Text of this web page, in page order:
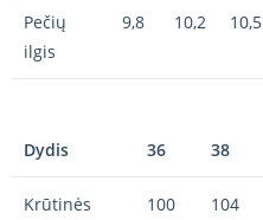
Pečių
ilgis
9,8 10,2 10,5
Dydis 36 38
Krūtinės
100 104